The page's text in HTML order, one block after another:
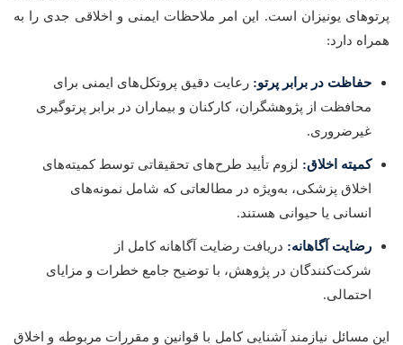
پرتوهای یونیزان است. این امر ملاحظات ایمنی و اخلاقی جدی را به
همراه دارد:
حفاظت در برابر پرتو: رعایت دقیق پروتکل‌های ایمنی برای
محافظت از پژوهشگران، کارکنان و بیماران در برابر پرتوگیری
غیرضروری.
کمیته اخلاق: لزوم تأیید طرح‌های تحقیقاتی توسط کمیته‌های
اخلاق پزشکی، به‌ویژه در مطالعاتی که شامل نمونه‌های
انسانی یا حیوانی هستند.
رضایت آگاهانه: دریافت رضایت آگاهانه کامل از
شرکت‌کنندگان در پژوهش، با توضیح جامع خطرات و مزایای
احتمالی.
این مسائل نیازمند آشنایی کامل با قوانین و مقررات مربوطه و اخلاق